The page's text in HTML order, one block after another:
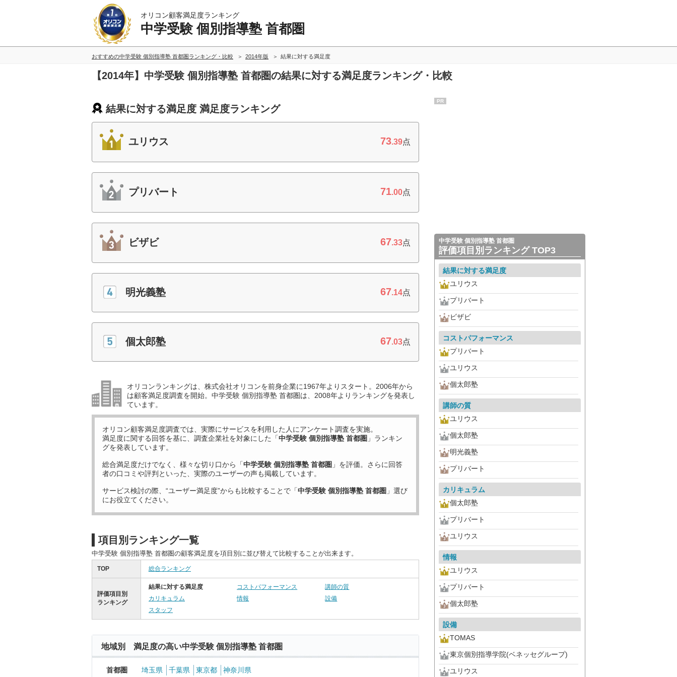
オリコン顧客満足度ランキング
中学受験 個別指導塾 首都圏
おすすめの中学受験 個別指導塾 首都圏ランキング・比較 2014年版 結果に対する満足度
【2014年】中学受験 個別指導塾 首都圏の結果に対する満足度ランキング・比較
結果に対する満足度 満足度ランキング
ユリウス 73.39点
プリバート 71.00点
ビザビ 67.33点
明光義塾 67.14点
個太郎塾 67.03点
オリコンランキングは、株式会社オリコンを前身企業に1967年よりスタート。2006年から
は顧客満足度調査を開始。中学受験 個別指導塾 首都圏は、2008年よりランキングを発表し
ています。
オリコン顧客満足度調査では、実際にサービスを利用した 人にアンケート調査を実施。
満足度に関する回答を基に、調査企業社を対象にした「中学受験 個別指導塾 首都圏 」ランキン
グを発表しています。
総合満足度だけでなく、様々な切り口から「中学受験 個別指導塾 首都圏 」を評価。さらに回答
者の口コミや評判といった、実際のユーザーの声も掲載しています。
サービス検討の際、“ユーザー満足度”からも比較することで「中学受験 個別指導塾 首都圏 」選び
にお役立てください。
項目別ランキング一覧
中学受験 個別指導塾 首都圏の顧客満足度を項目別に並び替えて比較することが出来ます。
TOP 総合ランキング
評価項目別
ランキング
結果に対する満足度 コストパフォーマンス
講師の質
カリキュラム
情報
設備
スタッフ
地域別 満足度の高い中学受験 個別指導塾 首都圏
首都圏 埼玉県 千葉県 東京都 神奈川県
PR
中学受験 個別指導塾 首都圏
評価項目別ランキング TOP3
結果に対する満足度
ユリウス
プリバート
ビザビ
コストパフォーマンス
プリバート
ユリウス
個太郎塾
講師の質
ユリウス
個太郎塾
明光義塾
プリバート
カリキュラム
個太郎塾
プリバート
ユリウス
情報
ユリウス
プリバート
個太郎塾
設備
TOMAS
東京個別指導学院(ベネッセグループ)
ユリウス